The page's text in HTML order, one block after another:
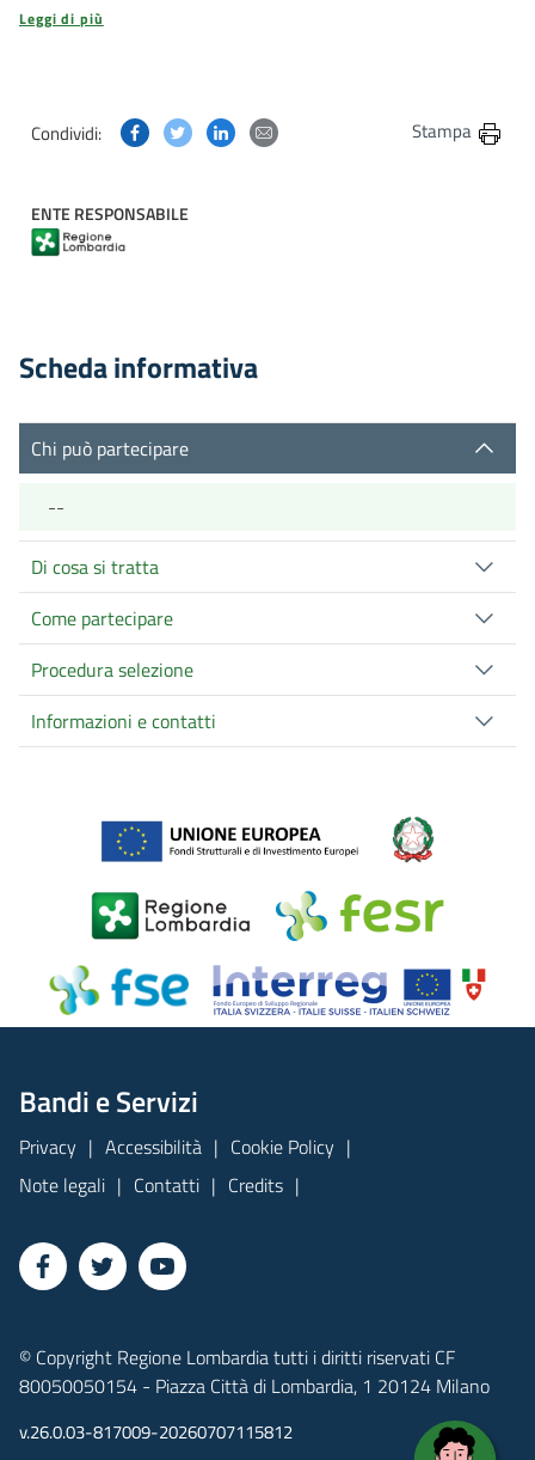
Leggi di più
Condividi: Condividi questa pagina su Facebook
Condividi questa pagina su Twitter
Condividi questa pagina su Linkedin
Condividi questa pagina via
Stampa
ENTE RESPONSABILE
Scheda informativa
Chi può partecipare
--
Di cosa si tratta
Come partecipare
Procedura selezione
Informazioni e contatti
Bandi e Servizi
Privacy Accessibilità
Cookie Policy
Note legali
Contatti Credits
© Copyright Regione Lombardia tutti i diritti riservati CF
80050050154 - Piazza Città di Lombardia, 1 20124 Milano
v.26.0.03-817009-20260707115812